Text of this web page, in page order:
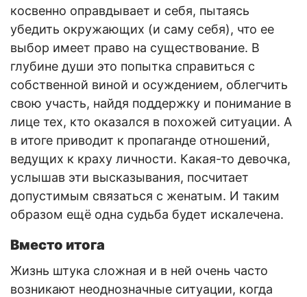
косвенно оправдывает и себя, пытаясь
убедить окружающих (и саму себя), что ее
выбор имеет право на существование. В
глубине души это попытка справиться с
собственной виной и осуждением, облегчить
свою участь, найдя поддержку и понимание в
лице тех, кто оказался в похожей ситуации. А
в итоге приводит к пропаганде отношений,
ведущих к краху личности. Какая-то девочка,
услышав эти высказывания, посчитает
допустимым связаться с женатым. И таким
образом ещё одна судьба будет искалечена.
Вместо итога
Жизнь штука сложная и в ней очень часто
возникают неоднозначные ситуации, когда